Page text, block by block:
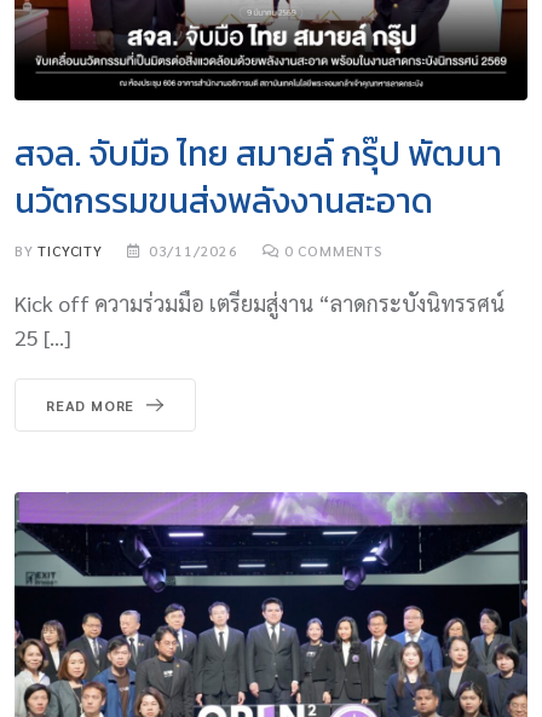
สจล. จับมือ ไทย สมายล์ กรุ๊ป พัฒนา
นวัตกรรมขนส่งพลังงานสะอาด
BYTICYCITY 03/11/2026 0 COMMENTS
Kick off ความร่วมมือ เตรียมสู่งาน “ลาดกระบังนิทรรศน์
25 […]
READ MORE